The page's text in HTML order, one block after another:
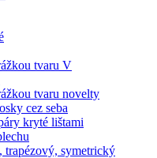
tvaru V
tvaru novelty
cez seba
kryté lištami
trapézový, symetrický